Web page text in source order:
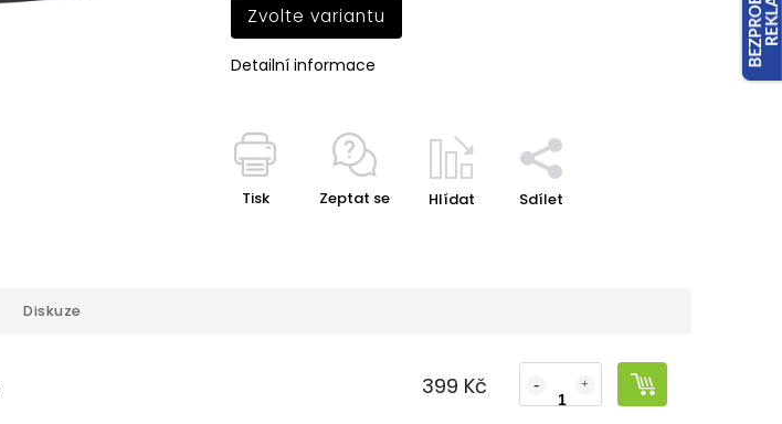
Zvolte variantu
Detailní informace
Tisk Zeptat se Hlídat Sdílet
Diskuze
399 Kč